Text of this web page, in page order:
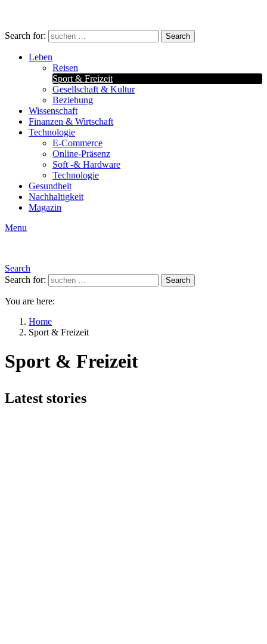
Search for: Search
Leben
Reisen
Sport & Freizeit
Gesellschaft & Kultur
Beziehung
Wissenschaft
Finanzen & Wirtschaft
Technologie
E-Commerce
Online-Präsenz
Soft -& Hardware
Technologie
Gesundheit
Nachhaltigkeit
Magazin
Menu
Search
Search for:
Search
You are here:
Home
Sport & Freizeit
Sport & Freizeit
Latest stories